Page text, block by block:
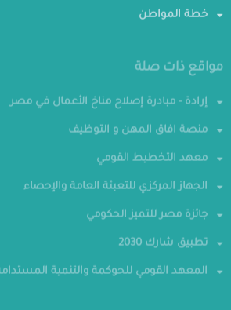
خطة المواطن
مواقع ذات صلة
إرادة - مبادرة إصلاح مناخ الأعمال في مصر
منصة افاق المهن و التوظيف
معهد التخطيط القومي
الجهاز المركزي للتعبئة العامة والإحصاء
جائزة مصر للتميز الحكومي
تطبيق شارك 2030
المعهد القومي للحوكمة والتنمية المستدامة